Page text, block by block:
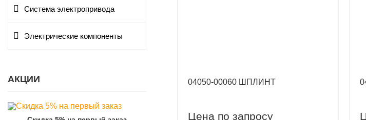
Система электропривода
Электрические компоненты
АКЦИИ 04050-00060 ШПЛИНТ
Цена по запросу